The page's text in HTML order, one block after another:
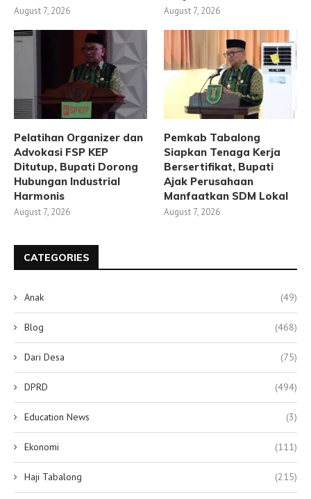
August 7, 2026 August 7, 2026
Pelatihan Organizer dan
Advokasi FSP KEP
Ditutup, Bupati Dorong
Hubungan Industrial
Harmonis
August 7, 2026
Pemkab Tabalong
Siapkan Tenaga Kerja
Bersertifikat, Bupati
Ajak Perusahaan
Manfaatkan SDM Lokal
August 7, 2026
CATEGORIES
Anak (49)
Blog (468)
Dari Desa (75)
DPRD (494)
Education News (3)
Ekonomi (111)
Haji Tabalong (215)